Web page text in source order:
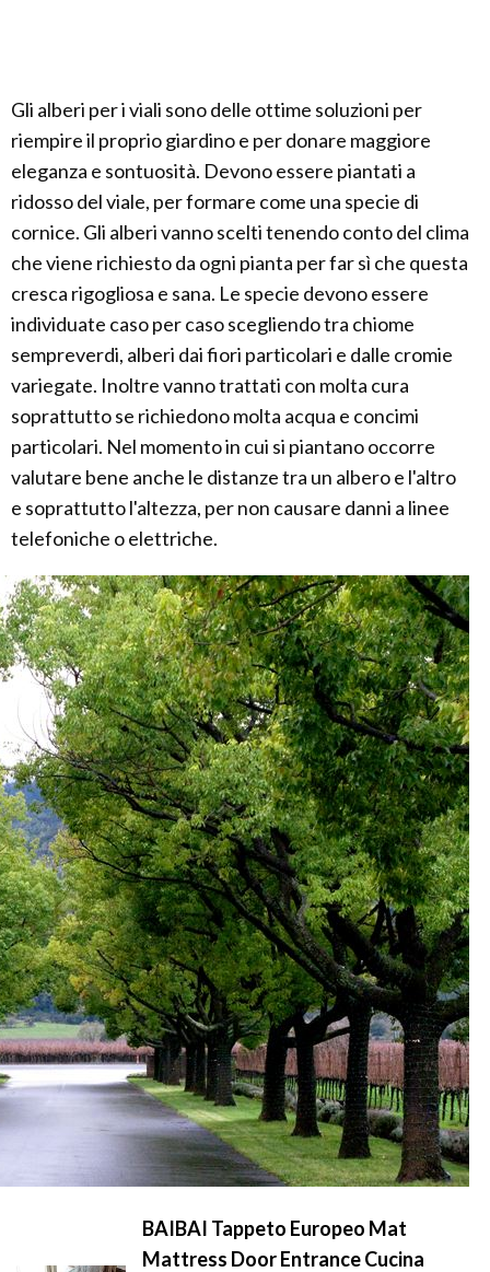
Gli alberi per i viali sono delle ottime soluzioni per
riempire il proprio giardino e per donare maggiore
eleganza e sontuosità. Devono essere piantati a
ridosso del viale, per formare come una specie di
cornice. Gli alberi vanno scelti tenendo conto del clima
che viene richiesto da ogni pianta per far sì che questa
cresca rigogliosa e sana. Le specie devono essere
individuate caso per caso scegliendo tra chiome
sempreverdi, alberi dai fiori particolari e dalle cromie
variegate. Inoltre vanno trattati con molta cura
soprattutto se richiedono molta acqua e concimi
particolari. Nel momento in cui si piantano occorre
valutare bene anche le distanze tra un albero e l'altro
e soprattutto l'altezza, per non causare danni a linee
telefoniche o elettriche.
BAIBAI Tappeto Europeo Mat
Mattress Door Entrance Cucina